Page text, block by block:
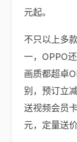
元起。
不只以上多
一，OPPO
画质都超卓
别，预订立
送视频会员
元，定量送